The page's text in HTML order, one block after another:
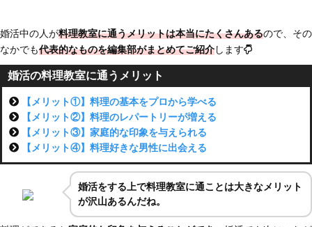
婚活中の人が料理教室に通うメリットは本当にたくさんあるので、その
なかでも代表的なものを編集部がまとめてご紹介します
婚活の料理教室に通うメリット
【メリット①】料理の基本をプロから学べる
【メリット②】料理のレパートリーが増える
【メリット③】家庭的な印象を与えられる
【メリット④】料理好きな男性に出会える
婚活をする上で料理教室に通ことは大きなメリット
が沢山あるんだね。